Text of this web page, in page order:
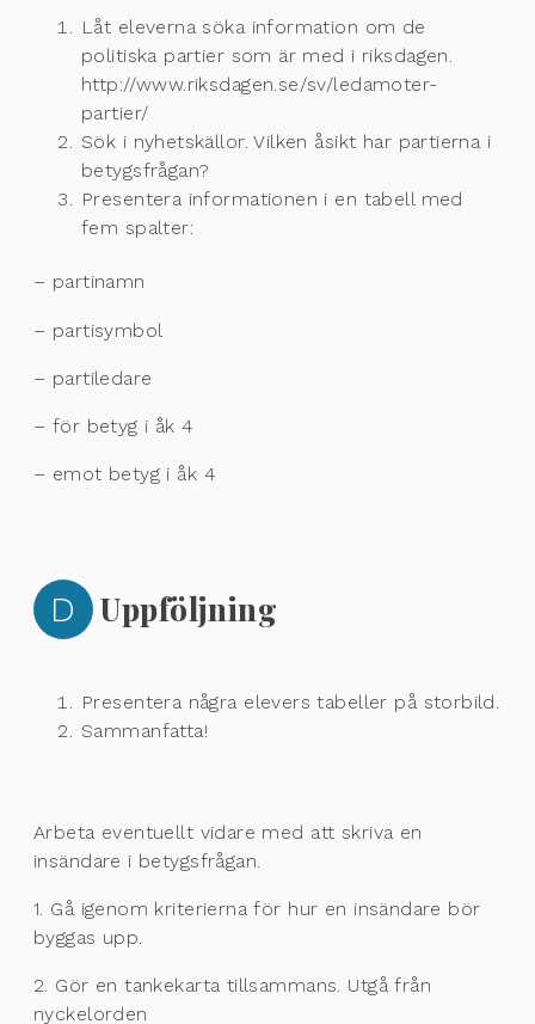
Låt eleverna söka information om de
politiska partier som är med i riksdagen.
http://www.riksdagen.se/sv/ledamoter-
partier/
Sök i nyhetskällor. Vilken åsikt har partierna i
betygsfrågan?
Presentera informationen i en tabell med
fem spalter:
– partinamn
– partisymbol
– partiledare
– för betyg i åk 4
– emot betyg i åk 4
D Uppföljning
Presentera några elevers tabeller på storbild.
Sammanfatta!
Arbeta eventuellt vidare med att skriva en
insändare i betygsfrågan.
1. Gå igenom kriterierna för hur en insändare bör
byggas upp.
2. Gör en tankekarta tillsammans. Utgå från
nyckelorden